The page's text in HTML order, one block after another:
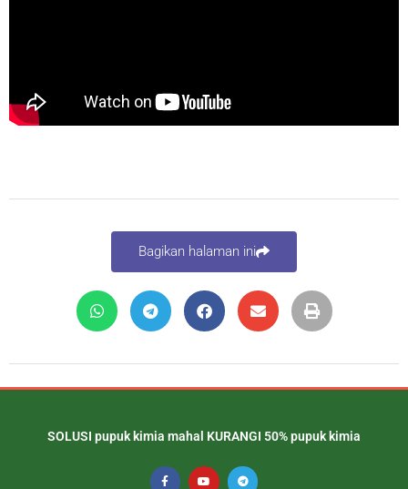
Bagikan halaman ini
SOLUSI pupuk kimia mahal KURANGI 50% pupuk kimia